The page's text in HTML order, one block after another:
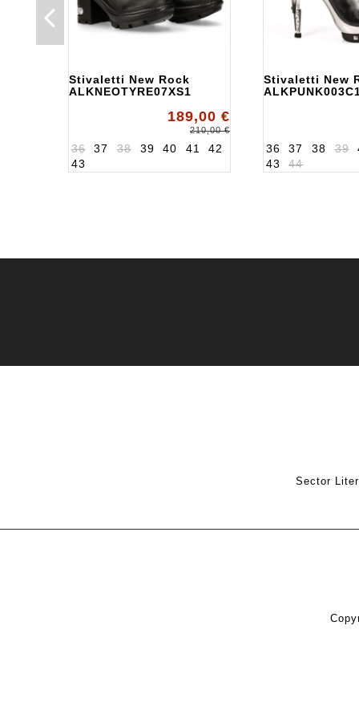
Stivaletti New Rock
ALKNEOTYRE07XS1
189,00 €
210,00 €
36 37 38 39 40 41
42
43
Stivaletti New
36 37 38 39
43
44
Sector